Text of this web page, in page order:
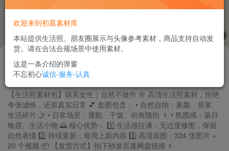
1/
韩系女生生活感写真｜清新自然 324张+20视频
【生活照素材包】韩系女生｜自然不做作 🌸 高清生活照素材，拒绝
夸张滤镜，还原真实日常 💕 套图包含： • 自然自拍：素颜、居家、
生活碎片 🤳 • 日常场景：通勤、干饭、街角随拍 🚶 • 氛围感：落日
晚霞、生活小物 🌅 核心优势： 1️⃣ 生活感拉满：无过度修图，保留
自然表情 2️⃣ 持续更新：每周上新内容 3️⃣ 高清原图：324 张图片 +
20 个视频 📦 【发货方式】拍下秒发百度网盘链接 ⚡
￥28.88
欢迎来到初晨素材库
本站提供生活照、朋友圈展示与头像参考素材，商品支持自动发
货。请在合法合规场景中使用素材。
这是一条介绍的弹窗
不忘初心诚信-服务-认真